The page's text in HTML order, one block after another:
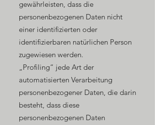
gewährleisten, dass die
personenbezogenen Daten nicht
einer identifizierten oder
identifizierbaren natürlichen Person
zugewiesen werden.
„Profiling“ jede Art der
automatisierten Verarbeitung
personenbezogener Daten, die darin
besteht, dass diese
personenbezogenen Daten